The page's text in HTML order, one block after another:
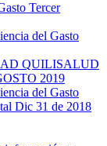
Tercer
del Gasto
QUILISALUD
2019
del Gasto
Dic 31 de 2018